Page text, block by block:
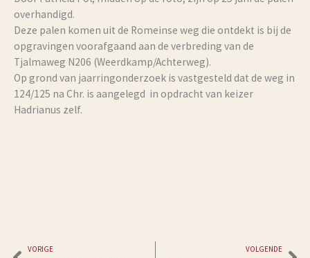
overhandigd.
Deze palen komen uit de Romeinse weg die ontdekt is bij de
opgravingen voorafgaand aan de verbreding van de
Tjalmaweg N206 (Weerdkamp/Achterweg).
Op grond van jaarringonderzoek is vastgesteld dat de weg in
124/125 na Chr. is aangelegd in opdracht van keizer
Hadrianus zelf.
VORIGE VOLGENDE